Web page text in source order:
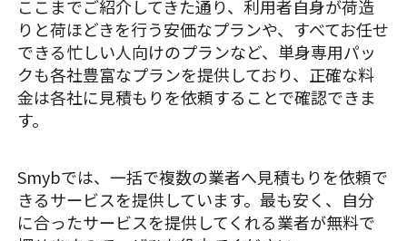
ここまでご紹介してきた通り、利用者自身が荷造
りと荷ほどきを行う安価なプランや、すべてお任せ
できる忙しい人向けのプランなど、単身専用パッ
クも各社豊富なプランを提供しており、正確な料
金は各社に見積もりを依頼することで確認できま
す。
Smybでは、一括で複数の業者へ見積もりを依頼で
きるサービスを提供しています。最も安く、自分
に合ったサービスを提供してくれる業者が無料で